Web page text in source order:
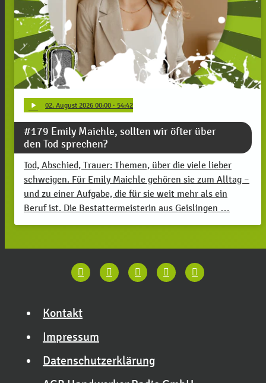
play_arrow 02. August 2026 00:00 · 54:42
#179 Emily Maichle, sollten wir öfter über
den Tod sprechen?
Tod, Abschied, Trauer: Themen, über die viele lieber
schweigen. Für Emily Maichle gehören sie zum Alltag –
und zu einer Aufgabe, die für sie weit mehr als ein
Beruf ist. Die Bestattermeisterin aus Geislingen …
Kontakt
Impressum
Datenschutzerklärung